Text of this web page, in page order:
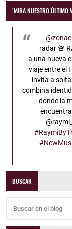
!MIRA NUESTRO ÚLTIMO
radar 🚨
a una nueva
viaje entre el
invita a
combina
donde la
BUSCAR